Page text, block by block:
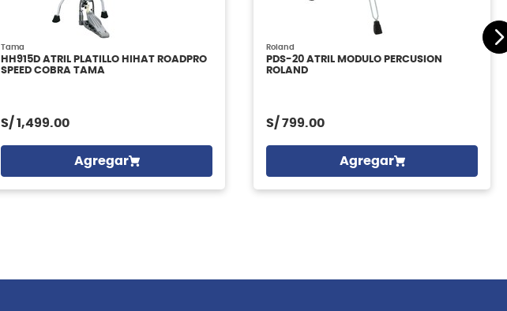
Tama
HH915D ATRIL PLATILLO HIHAT ROADPRO
SPEED COBRA TAMA
S/ 1,499.00
Agregar
Roland
PDS-20 ATRIL MODULO PERCUSION
ROLAND
S/ 799.00
Agregar